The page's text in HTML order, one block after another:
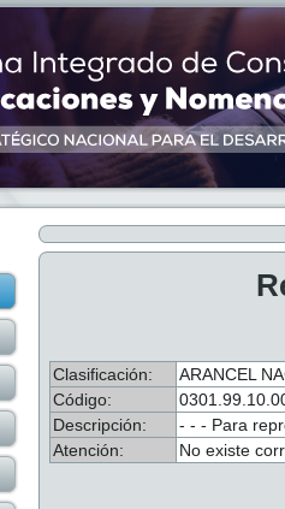
Clasificación:
ARANCEL
Código:
Descripción:
- - - Para
Atención:
No existe